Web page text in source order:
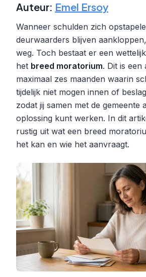
Auteur: Emel Ersoy
Wanneer schulden zich
deurwaarders blijven
weg. Toch bestaat er een
het breed moratorium. Dit is een
maximaal zes maanden waarin
tijdelijk niet mogen innen of
zodat jij samen met de gemeente
oplossing kunt werken. In dit
rustig uit wat een breed
het kan en wie het aanvraagt.